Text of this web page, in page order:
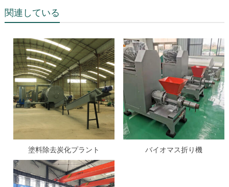
関連している
塗料除去炭化プラント バイオマス折り機